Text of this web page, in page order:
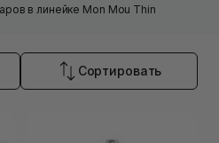
в линейке Mon Mou Thin
Сортировать